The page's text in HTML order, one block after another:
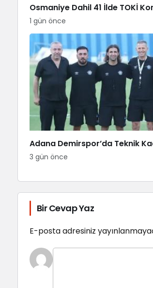
Osmaniye Dahil 41 İlde TOKİ
1 gün önce
Adana Demirspor’da Teknik
3 gün önce
Bir Cevap Yaz
E-posta adresiniz